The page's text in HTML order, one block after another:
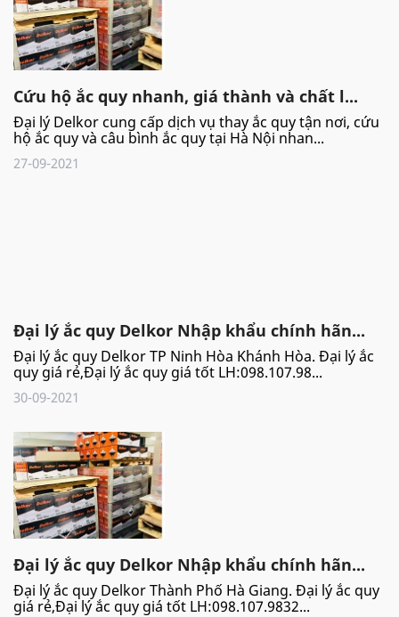
Cứu hộ ắc quy nhanh, giá thành và chất l...
Đại lý Delkor cung cấp dịch vụ thay ắc quy tận nơi, cứu
hộ ắc quy và câu bình ắc quy tại Hà Nội nhan...
27-09-2021
Đại lý ắc quy Delkor Nhập khẩu chính hãn...
Đại lý ắc quy Delkor TP Ninh Hòa Khánh Hòa. Đại lý ắc
quy giá rẻ,Đại lý ắc quy giá tốt LH:098.107.98...
30-09-2021
Đại lý ắc quy Delkor Nhập khẩu chính hãn...
Đại lý ắc quy Delkor Thành Phố Hà Giang. Đại lý ắc quy
giá rẻ,Đại lý ắc quy giá tốt LH:098.107.9832...